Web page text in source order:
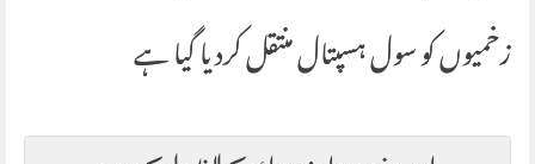
زخمیوں کو سول ہسپتال منتقل کردیا گیا ہے